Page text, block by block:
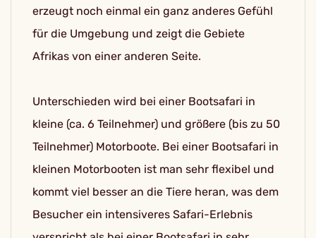
erzeugt noch einmal ein ganz anderes Gefühl
für die Umgebung und zeigt die Gebiete
Afrikas von einer anderen Seite.
Unterschieden wird bei einer Bootsafari in
kleine (ca. 6 Teilnehmer) und größere (bis zu 50
Teilnehmer) Motorboote. Bei einer Bootsafari in
kleinen Motorbooten ist man sehr flexibel und
kommt viel besser an die Tiere heran, was dem
Besucher ein intensiveres Safari-Erlebnis